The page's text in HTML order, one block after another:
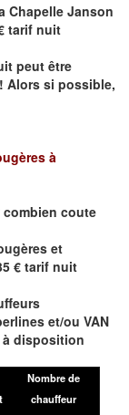
Chapelle Janson
tarif nuit
peut être
Alors si possible,
à
combien coute
et
€ tarif nuit
et/ou VAN
disposition
Nombre de
chauffeur